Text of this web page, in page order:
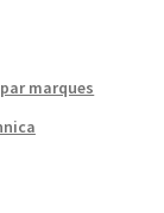
marques